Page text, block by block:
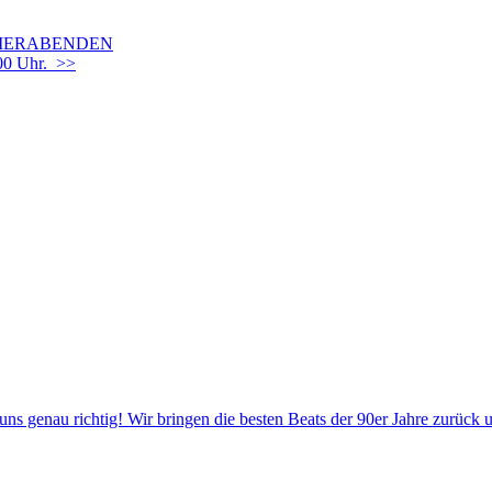
Uhr. >>
genau richtig! Wir bringen die besten Beats der 90er Jahre zurück